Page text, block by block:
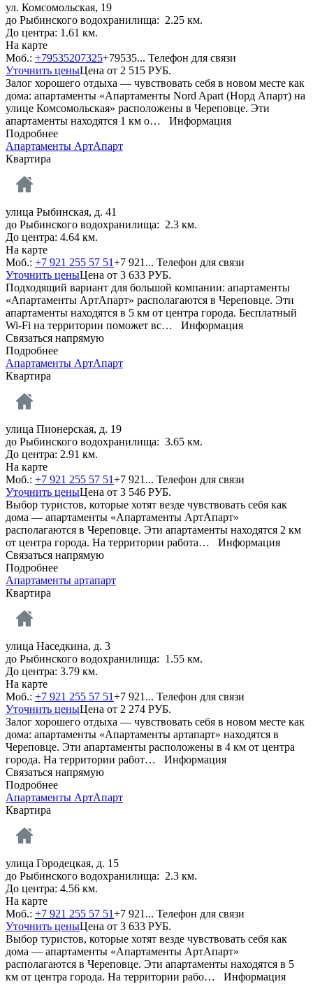
ул. Комсомольская, 19
до Рыбинского водохранилища: 2.25 км.
До центра: 1.61 км.
На карте
Моб.: +79535207325+79535... Телефон для связи
Уточнить ценыЦена от 2 515 РУБ.
Залог хорошего отдыха — чувствовать себя в новом месте как
дома: апартаменты «Апартаменты Nord Apart (Норд Апарт) на
улице Комсомольская» расположены в Череповце. Эти
апартаменты находятся 1 км о… Информация
Подробнее
Апартаменты АртАпарт
Квартира
улица Рыбинская, д. 41
до Рыбинского водохранилища: 2.3 км.
До центра: 4.64 км.
На карте
Моб.: +7 921 255 57 51+7 921... Телефон для связи
Уточнить ценыЦена от 3 633 РУБ.
Подходящий вариант для большой компании: апартаменты
«Апартаменты АртАпарт» располагаются в Череповце. Эти
апартаменты находятся в 5 км от центра города. Бесплатный
Wi-Fi на территории поможет вс… Информация
Связаться напрямую
Подробнее
Апартаменты АртАпарт
Квартира
улица Пионерская, д. 19
до Рыбинского водохранилища: 3.65 км.
До центра: 2.91 км.
На карте
Моб.: +7 921 255 57 51+7 921... Телефон для связи
Уточнить ценыЦена от 3 546 РУБ.
Выбор туристов, которые хотят везде чувствовать себя как
дома — апартаменты «Апартаменты АртАпарт»
располагаются в Череповце. Эти апартаменты находятся 2 км
от центра города. На территории работа… Информация
Связаться напрямую
Подробнее
Апартаменты артапарт
Квартира
улица Наседкина, д. 3
до Рыбинского водохранилища: 1.55 км.
До центра: 3.79 км.
На карте
Моб.: +7 921 255 57 51+7 921... Телефон для связи
Уточнить ценыЦена от 2 274 РУБ.
Залог хорошего отдыха — чувствовать себя в новом месте как
дома: апартаменты «Апартаменты артапарт» находятся в
Череповце. Эти апартаменты расположены в 4 км от центра
города. На территории работ… Информация
Связаться напрямую
Подробнее
Апартаменты АртАпарт
Квартира
улица Городецкая, д. 15
до Рыбинского водохранилища: 2.3 км.
До центра: 4.56 км.
На карте
Моб.: +7 921 255 57 51+7 921... Телефон для связи
Уточнить ценыЦена от 3 633 РУБ.
Выбор туристов, которые хотят везде чувствовать себя как
дома — апартаменты «Апартаменты АртАпарт»
располагаются в Череповце. Эти апартаменты находятся в 5
км от центра города. На территории рабо… Информация